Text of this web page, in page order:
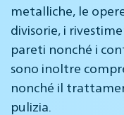
metalliche, le
divisorie, i
pareti nonché i
sono inoltre
nonché il
pulizia.